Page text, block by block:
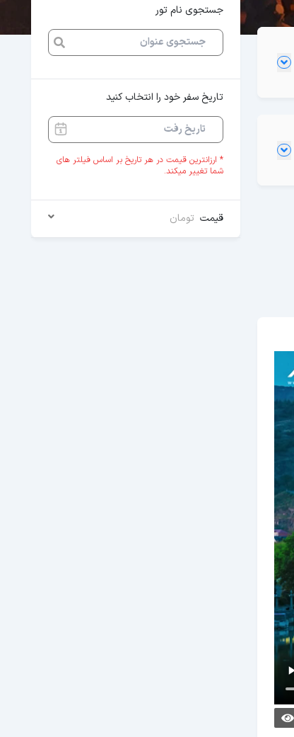
جستجوی نام تور
تاریخ سفر خود را انتخاب کنید
* ارزانترین قیمت در هر تاریخ بر اساس فیلتر های
شما تغییر میکند.
قیمت تومان